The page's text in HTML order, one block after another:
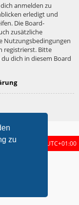
zu
anmelden zu
erledigt und
Die Board-
zusätzliche
Nutzungsbedingungen
registrierst. Bitte
dich in diesem Board
Alle Zeiten sind UTC+01:00
Limited